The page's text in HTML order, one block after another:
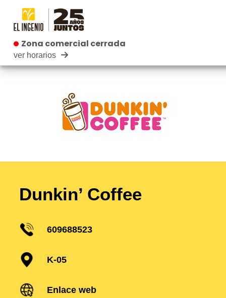
Zona comercial cerrada
Zona comercial cerrada
ver horarios
Dunkin’ Coffee
609688523
K-05
Enlace web